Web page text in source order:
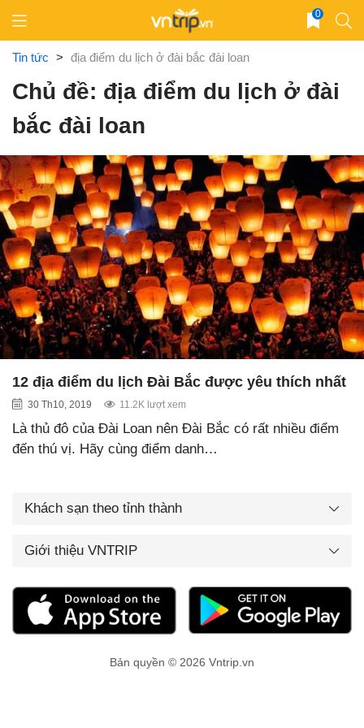
content
0
Tin tức > địa điểm du lịch ở đài bắc đài loan
Chủ đề: địa điểm du lịch ở đài
bắc đài loan
12 địa điểm du lịch Đài Bắc được yêu thích nhất
30 Th10, 2019 11.2K lượt xem
Là thủ đô của Đài Loan nên Đài Bắc có rất nhiều điểm
đến thú vị. Hãy cùng điểm danh…
Khách sạn theo tỉnh thành
Giới thiệu VNTRIP
Bản quyền © 2026 Vntrip.vn